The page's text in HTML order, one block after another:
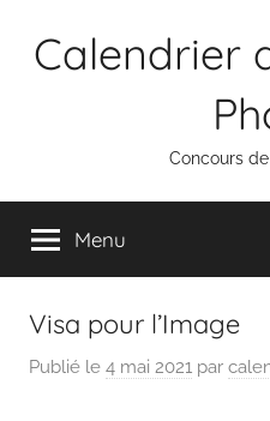
Calendrier
Concours
Menu
Visa pour l’Image
Publié le 4 mai 2021 par